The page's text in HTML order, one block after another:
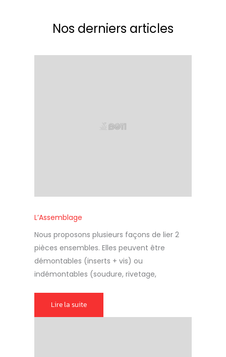
Nos derniers articles
L’Assemblage
Nous proposons plusieurs façons de lier 2
pièces ensembles. Elles peuvent être
démontables (inserts + vis) ou
indémontables (soudure, rivetage,
Lire la suite